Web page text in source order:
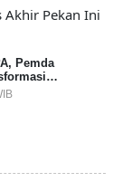
Akhir Pekan Ini
Pemda
dari Sumber